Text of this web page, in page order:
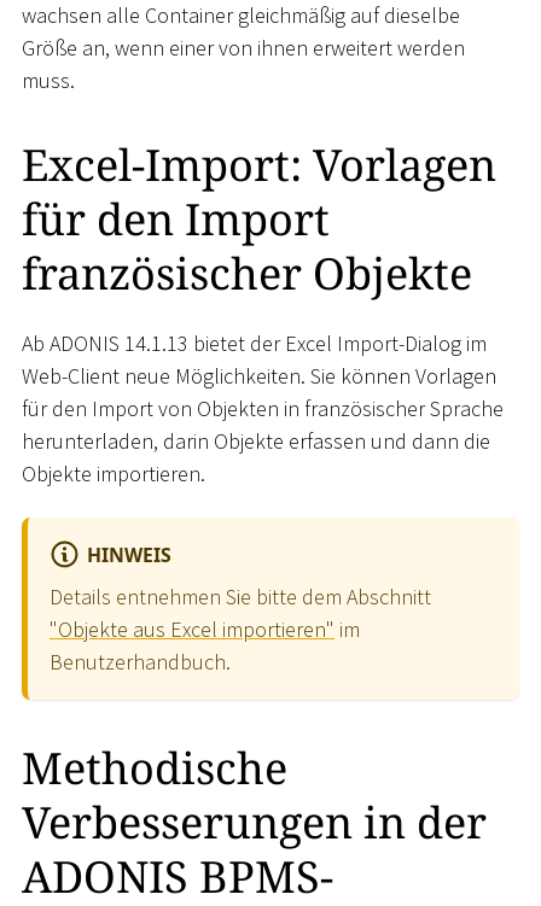
wachsen alle Container gleichmäßig auf dieselbe
Größe an, wenn einer von ihnen erweitert werden
muss.
Excel-Import: Vorlagen
für den Import
französischer Objekte
Ab ADONIS 14.1.13 bietet der Excel Import-Dialog im
Web-Client neue Möglichkeiten. Sie können Vorlagen
für den Import von Objekten in französischer Sprache
herunterladen, darin Objekte erfassen und dann die
Objekte importieren.
HINWEIS
Details entnehmen Sie bitte dem Abschnitt
"Objekte aus Excel importieren" im
Benutzerhandbuch.
Methodische
Verbesserungen in der
ADONIS BPMS-